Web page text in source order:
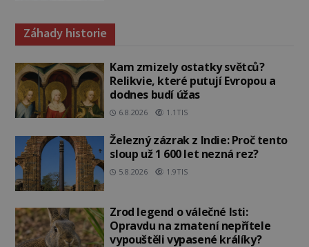
Záhady historie
Kam zmizely ostatky světců?
Relikvie, které putují Evropou a
dodnes budí úžas
6.8.2026 1.1TIS
Železný zázrak z Indie: Proč tento
sloup už 1 600 let nezná rez?
5.8.2026 1.9TIS
Zrod legend o válečné lsti:
Opravdu na zmatení nepřítele
vypouštěli vypasené králíky?